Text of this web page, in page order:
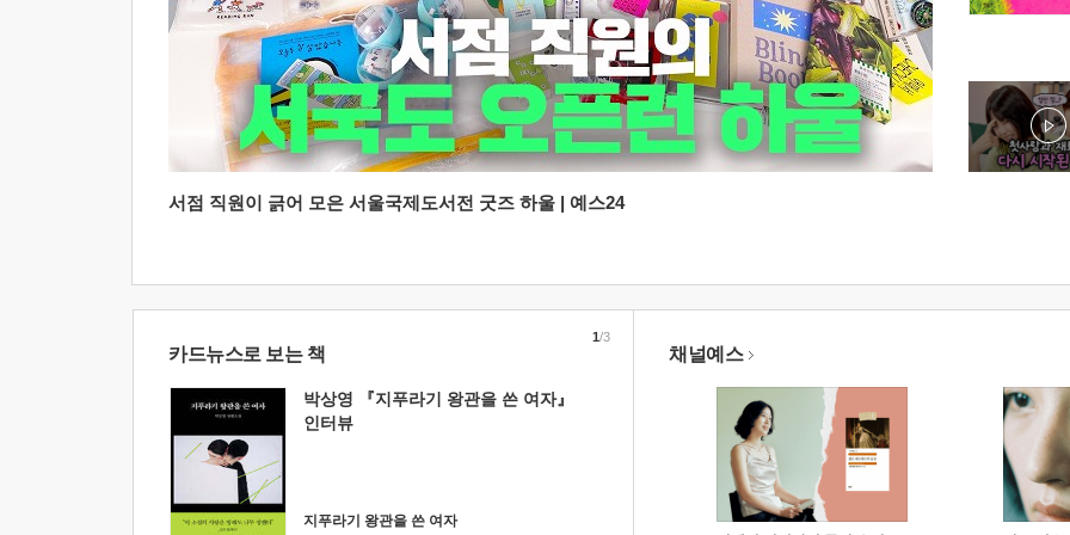
서점 직원이 긁어 모은 서울국제도서전 굿즈 하울 | 예스24
카드뉴스로 보는 책
박상영 『지푸라기 왕관을 쓴 여자』
인터뷰
지푸라기 왕관을 쓴 여자
1/3
채널예스